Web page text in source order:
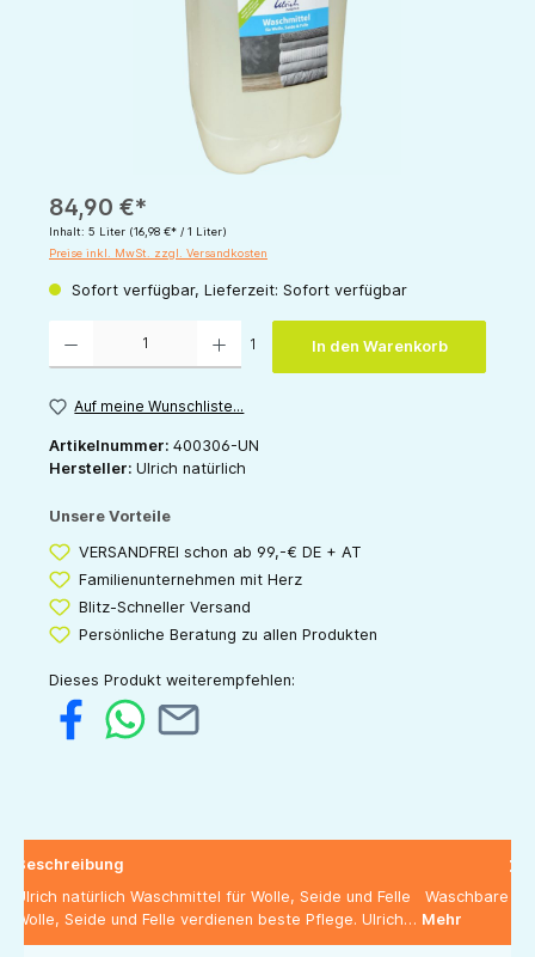
84,90 €*
Inhalt: 5 Liter (16,98 €* / 1 Liter)
Preise inkl. MwSt. zzgl. Versandkosten
Sofort verfügbar, Lieferzeit: Sofort verfügbar
1 In den Warenkorb
Auf meine Wunschliste...
Artikelnummer: 400306-UN
Hersteller: Ulrich natürlich
Unsere Vorteile
VERSANDFREI schon ab 99,-€ DE + AT
Familienunternehmen mit Herz
Blitz-Schneller Versand
Persönliche Beratung zu allen Produkten
Dieses Produkt weiterempfehlen:
Beschreibung
Ulrich natürlich Waschmittel für Wolle, Seide und Felle Waschbare
Wolle, Seide und Felle verdienen beste Pflege. Ulrich… Mehr